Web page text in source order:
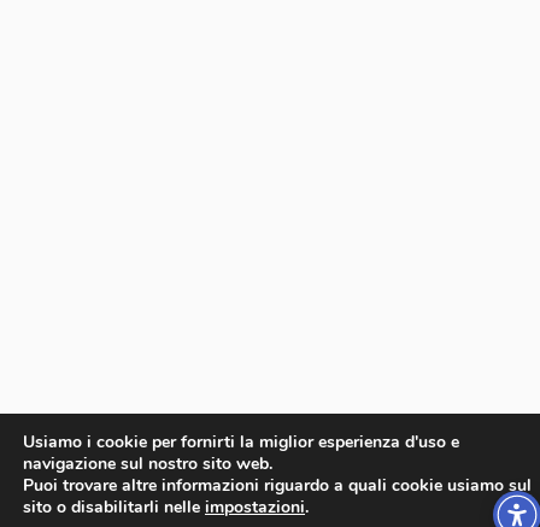
Usiamo i cookie per fornirti la miglior esperienza d'uso e
navigazione sul nostro sito web.
Puoi trovare altre informazioni riguardo a quali cookie usiamo sul
sito o disabilitarli nelle impostazioni.